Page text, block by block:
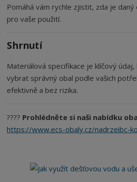
Pomáhá vám rychle zjistit, zda je
pro vaše použití.
Shrnutí
Materiálová specifikace je klíčový
vybrat správný obal podle vašich
efektivně a bez rizika.
???? Prohlédněte si naši nabídku
https://www.ecs-obaly.cz/nadrzeibc-